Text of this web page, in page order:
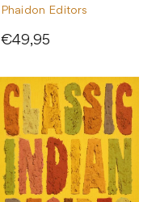
Phaidon Editors
€49,95